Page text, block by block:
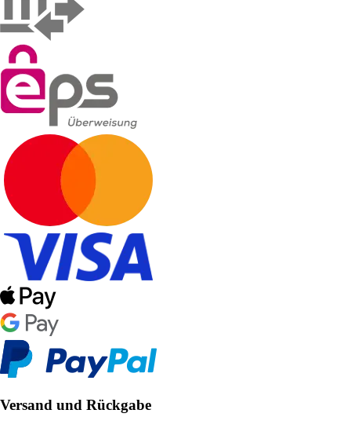
Versand und Rückgabe